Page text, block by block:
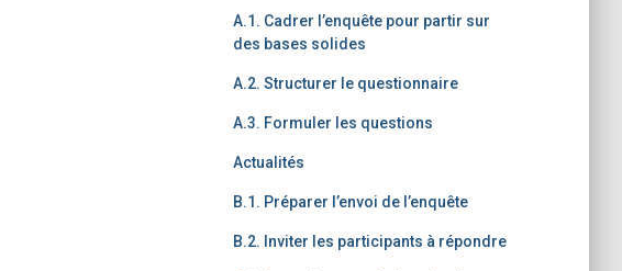
A.1. Cadrer l’enquête pour partir sur
des bases solides
A.2. Structurer le questionnaire
A.3. Formuler les questions
Actualités
B.1. Préparer l’envoi de l’enquête
B.2. Inviter les participants à répondre